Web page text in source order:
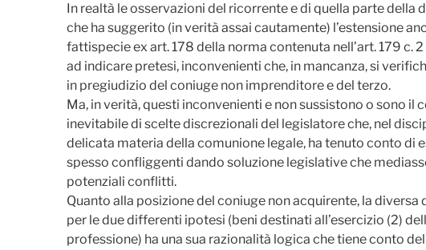
In realtà le osservazioni del ricorrente e di quella parte della
che ha suggerito (in verità assai cautamente) l’estensione
fattispecie ex art. 178 della norma contenuta nell’art. 179 c.
ad indicare pretesi, inconvenienti che, in mancanza, si
in pregiudizio del coniuge non imprenditore e del terzo.
Ma, in verità, questi inconvenienti e non sussistono o sono il
inevitabile di scelte discrezionali del legislatore che, nel
delicata materia della comunione legale, ha tenuto conto di
spesso confliggenti dando soluzione legislative che
potenziali conflitti.
Quanto alla posizione del coniuge non acquirente, la diversa
per le due differenti ipotesi (beni destinati all’esercizio (2)
professione) ha una sua razionalità logica che tiene conto